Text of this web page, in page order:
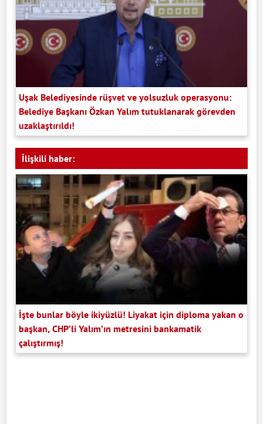
Uşak Belediyesinde rüşvet ve yolsuzluk operasyonu:
Belediye Başkanı Özkan Yalım tutuklanarak görevden
uzaklaştırıldı!
İlişkili haber:
İşte bunlar böyle ikiyüzlü! Liyakat için diploma yakan o
başkan, CHP’li Yalım’ın metresini bankamatik
çalıştırmış!